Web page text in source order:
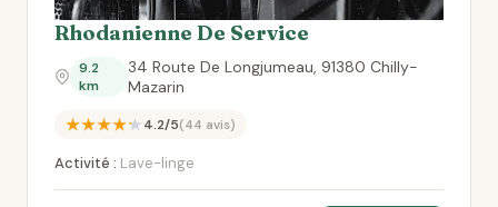
Rhodanienne De Service
9.2
km
34 Route De Longjumeau, 91380 Chilly-
Mazarin
★★★★★4.2/5(44 avis)
Activité : Lave-linge